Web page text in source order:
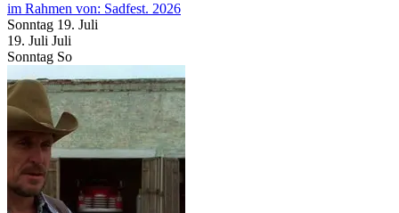
im Rahmen von: Sadfest. 2026
Sonntag 19. Juli
19. Juli Juli
Sonntag So